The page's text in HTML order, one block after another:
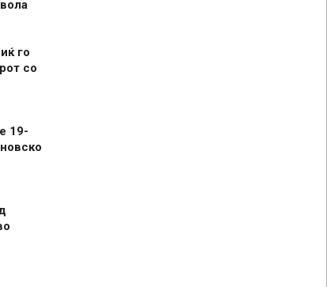
го
со
19-